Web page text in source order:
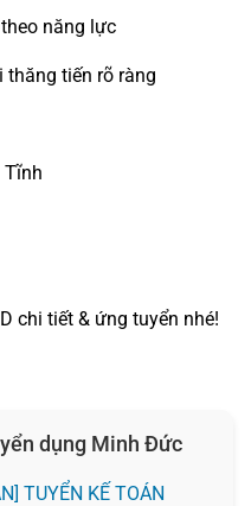
năng lực
tiến rõ ràng
Tĩnh
chi tiết & ứng tuyển nhé!
dụng Minh Đức
TUYỂN KẾ TOÁN